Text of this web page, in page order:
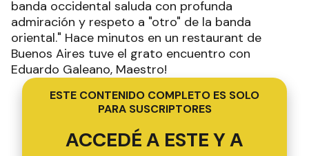
banda occidental saluda con profunda
admiración y respeto a "otro" de la banda
oriental." Hace minutos en un restaurant de
Buenos Aires tuve el grato encuentro con
Eduardo Galeano, Maestro!
ESTE CONTENIDO COMPLETO ES SOLO
PARA SUSCRIPTORES
ACCEDÉ A ESTE Y A